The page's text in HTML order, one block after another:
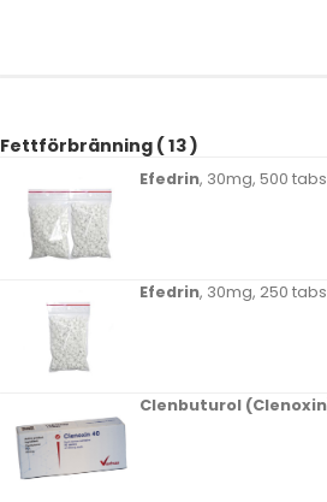
Fettförbränning ( 13 )
Efedrin, 30mg, 500 tabs
Efedrin, 30mg, 250 tabs
Clenbuturol